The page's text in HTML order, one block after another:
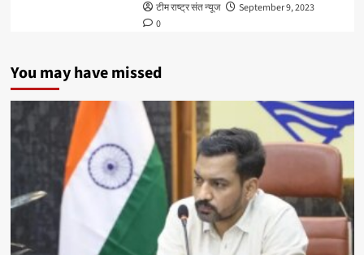
टीम राष्ट्र संत न्यूज
September 9, 2023
0
You may have missed